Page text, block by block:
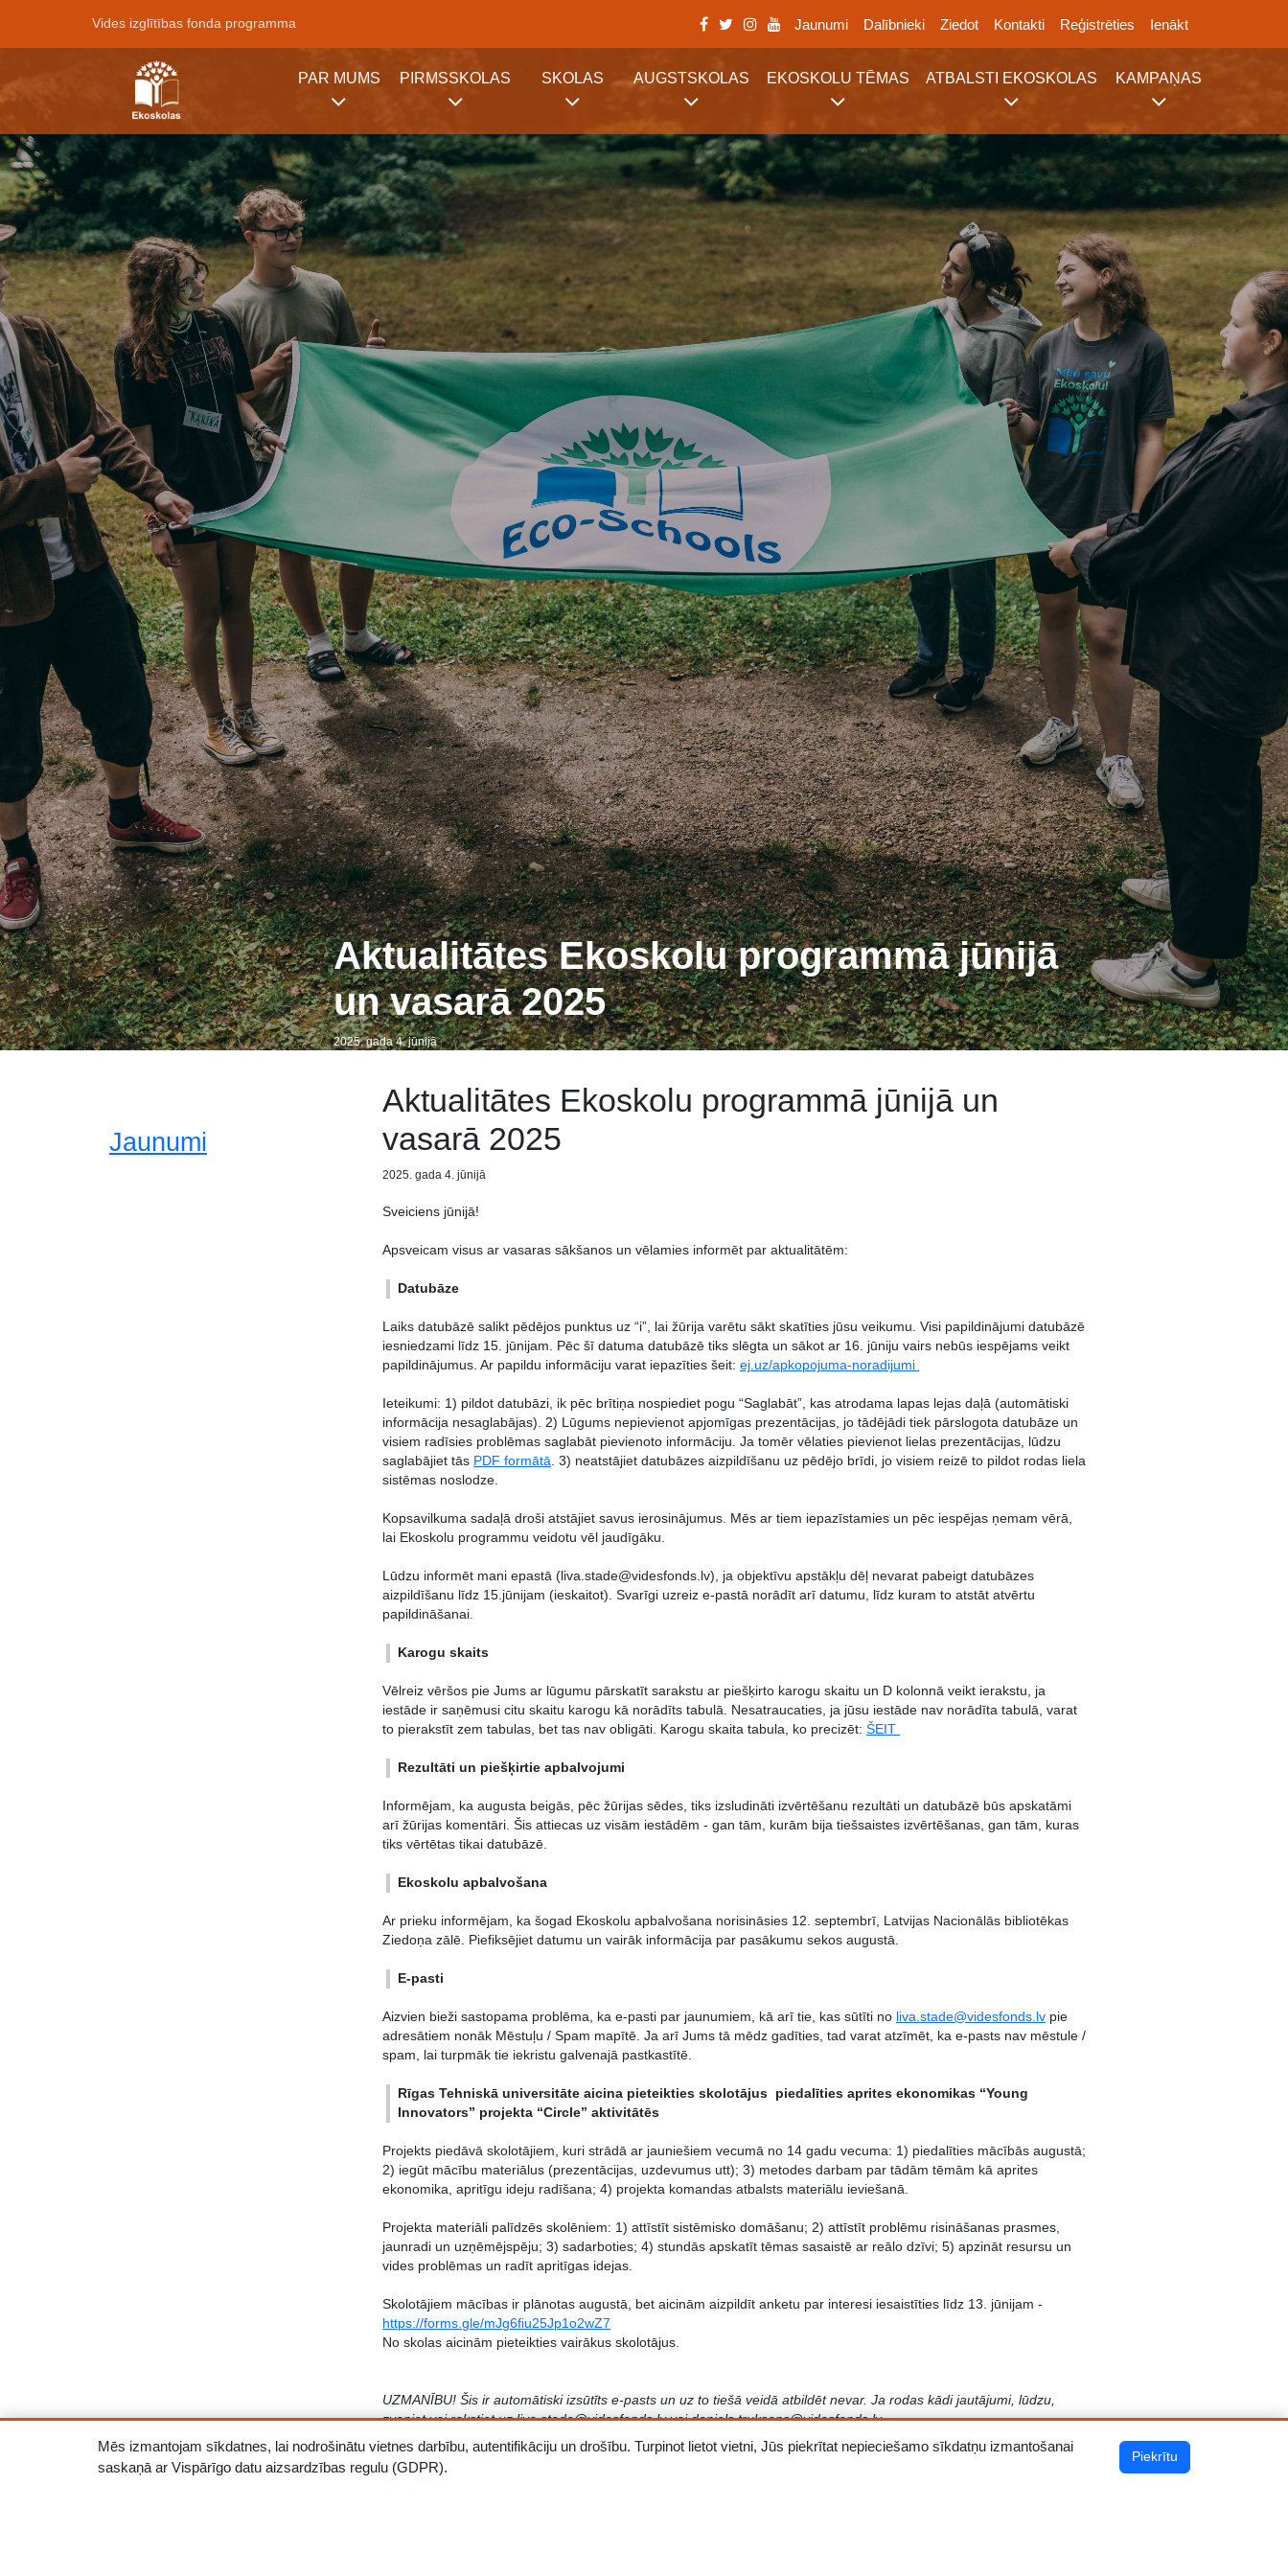
Vides izglītības fonda programma Jaunumi Dalībnieki Ziedot Kontakti Reģistrēties Ienākt
PAR MUMS PIRMSSKOLAS SKOLAS AUGSTSKOLAS EKOSKOLU TĒMAS ATBALSTI EKOSKOLAS KAMPAŅAS
Aktualitātes Ekoskolu programmā jūnijā
un vasarā 2025
2025. gada 4. jūnijā
Jaunumi
Aktualitātes Ekoskolu programmā jūnijā un
vasarā 2025
2025. gada 4. jūnijā
Sveiciens jūnijā!
Apsveicam visus ar vasaras sākšanos un vēlamies informēt par aktualitātēm:
Datubāze
Laiks datubāzē salikt pēdējos punktus uz “i”, lai žūrija varētu sākt skatīties jūsu veikumu. Visi papildinājumi datubāzē
iesniedzami līdz 15. jūnijam. Pēc šī datuma datubāzē tiks slēgta un sākot ar 16. jūniju vairs nebūs iespējams veikt
papildinājumus. Ar papildu informāciju varat iepazīties šeit: ej.uz/apkopojuma-noradijumi
Ieteikumi: 1) pildot datubāzi, ik pēc brītiņa nospiediet pogu “Saglabāt”, kas atrodama lapas lejas daļā (automātiski
informācija nesaglabājas). 2) Lūgums nepievienot apjomīgas prezentācijas, jo tādējādi tiek pārslogota datubāze un
visiem radīsies problēmas saglabāt pievienoto informāciju. Ja tomēr vēlaties pievienot lielas prezentācijas, lūdzu
saglabājiet tās PDF formātā . 3) neatstājiet datubāzes aizpildīšanu uz pēdējo brīdi, jo visiem reizē to pildot rodas liela
sistēmas noslodze.
Kopsavilkuma sadaļā droši atstājiet savus ierosinājumus. Mēs ar tiem iepazīstamies un pēc iespējas ņemam vērā,
lai Ekoskolu programmu veidotu vēl jaudīgāku.
Lūdzu informēt mani epastā (liva.stade@videsfonds.lv), ja objektīvu apstākļu dēļ nevarat pabeigt datubāzes
aizpildīšanu līdz 15.jūnijam (ieskaitot). Svarīgi uzreiz e-pastā norādīt arī datumu, līdz kuram to atstāt atvērtu
papildināšanai.
Karogu skaits
Vēlreiz vēršos pie Jums ar lūgumu pārskatīt sarakstu ar piešķirto karogu skaitu un D kolonnā veikt ierakstu, ja
iestāde ir saņēmusi citu skaitu karogu kā norādīts tabulā. Nesatraucaties, ja jūsu iestāde nav norādīta tabulā, varat
to pierakstīt zem tabulas, bet tas nav obligāti. Karogu skaita tabula, ko precizēt: ŠEIT
Rezultāti un piešķirtie apbalvojumi
Informējam, ka augusta beigās, pēc žūrijas sēdes, tiks izsludināti izvērtēšanu rezultāti un datubāzē būs apskatāmi
arī žūrijas komentāri. Šis attiecas uz visām iestādēm - gan tām, kurām bija tiešsaistes izvērtēšanas, gan tām, kuras
tiks vērtētas tikai datubāzē.
Ekoskolu apbalvošana
Ar prieku informējam, ka šogad Ekoskolu apbalvošana norisināsies 12. septembrī, Latvijas Nacionālās bibliotēkas
Ziedoņa zālē. Piefiksējiet datumu un vairāk informācija par pasākumu sekos augustā.
E-pasti
Aizvien bieži sastopama problēma, ka e-pasti par jaunumiem, kā arī tie, kas sūtīti no liva.stade@videsfonds.lv pie
adresātiem nonāk Mēstuļu / Spam mapītē. Ja arī Jums tā mēdz gadīties, tad varat atzīmēt, ka e-pasts nav mēstule /
spam, lai turpmāk tie iekristu galvenajā pastkastītē.
Rīgas Tehniskā universitāte aicina pieteikties skolotājus piedalīties aprites ekonomikas “Young
Innovators” projekta “Circle” aktivitātēs
Projekts piedāvā skolotājiem, kuri strādā ar jauniešiem vecumā no 14 gadu vecuma: 1) piedalīties mācībās augustā;
2) iegūt mācību materiālus (prezentācijas, uzdevumus utt); 3) metodes darbam par tādām tēmām kā aprites
ekonomika, apritīgu ideju radīšana; 4) projekta komandas atbalsts materiālu ieviešanā.
Projekta materiāli palīdzēs skolēniem: 1) attīstīt sistēmisko domāšanu; 2) attīstīt problēmu risināšanas prasmes,
jaunradi un uzņēmējspēju; 3) sadarboties; 4) stundās apskatīt tēmas sasaistē ar reālo dzīvi; 5) apzināt resursu un
vides problēmas un radīt apritīgas idejas.
Skolotājiem mācības ir plānotas augustā, bet aicinām aizpildīt anketu par interesi iesaistīties līdz 13. jūnijam -
https://forms.gle/mJg6fiu25Jp1o2wZ7
No skolas aicinām pieteikties vairākus skolotājus.
UZMANĪBU! Šis ir automātiski izsūtīts e-pasts un uz to tiešā veidā atbildēt nevar. Ja rodas kādi jautājumi, lūdzu,
zvaniet vai rakstiet uz liva.stade@videsfonds.lv vai daniels.truksans@videsfonds.lv
Saulainu vasaru vēlot,
Līva Stade
Mēs izmantojam sīkdatnes, lai nodrošinātu vietnes darbību, autentifikāciju un drošību. Turpinot lietot vietni, Jūs piekrītat nepieciešamo sīkdatņu izmantošanai
saskaņā ar Vispārīgo datu aizsardzības regulu (GDPR).
Piekrītu